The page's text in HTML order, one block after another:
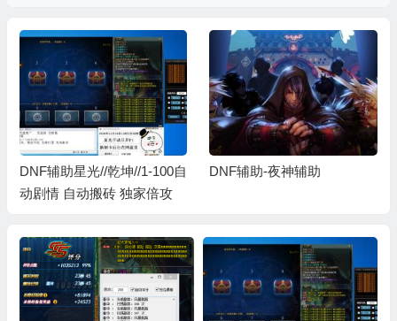
DNF辅助星光//乾坤//1-100自
动剧情 自动搬砖 独家倍攻
DNF辅助-夜神辅助